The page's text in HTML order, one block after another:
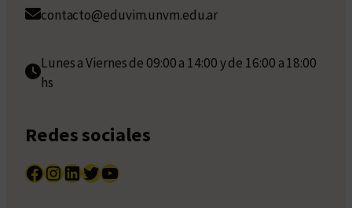
contacto@eduvim.unvm.edu.ar
Lunes a Viernes de 09:00 a 14:00 y de 16:00 a 18:00
hs
Redes sociales
Facebook InstagramLinkedIn Twitter YouTube